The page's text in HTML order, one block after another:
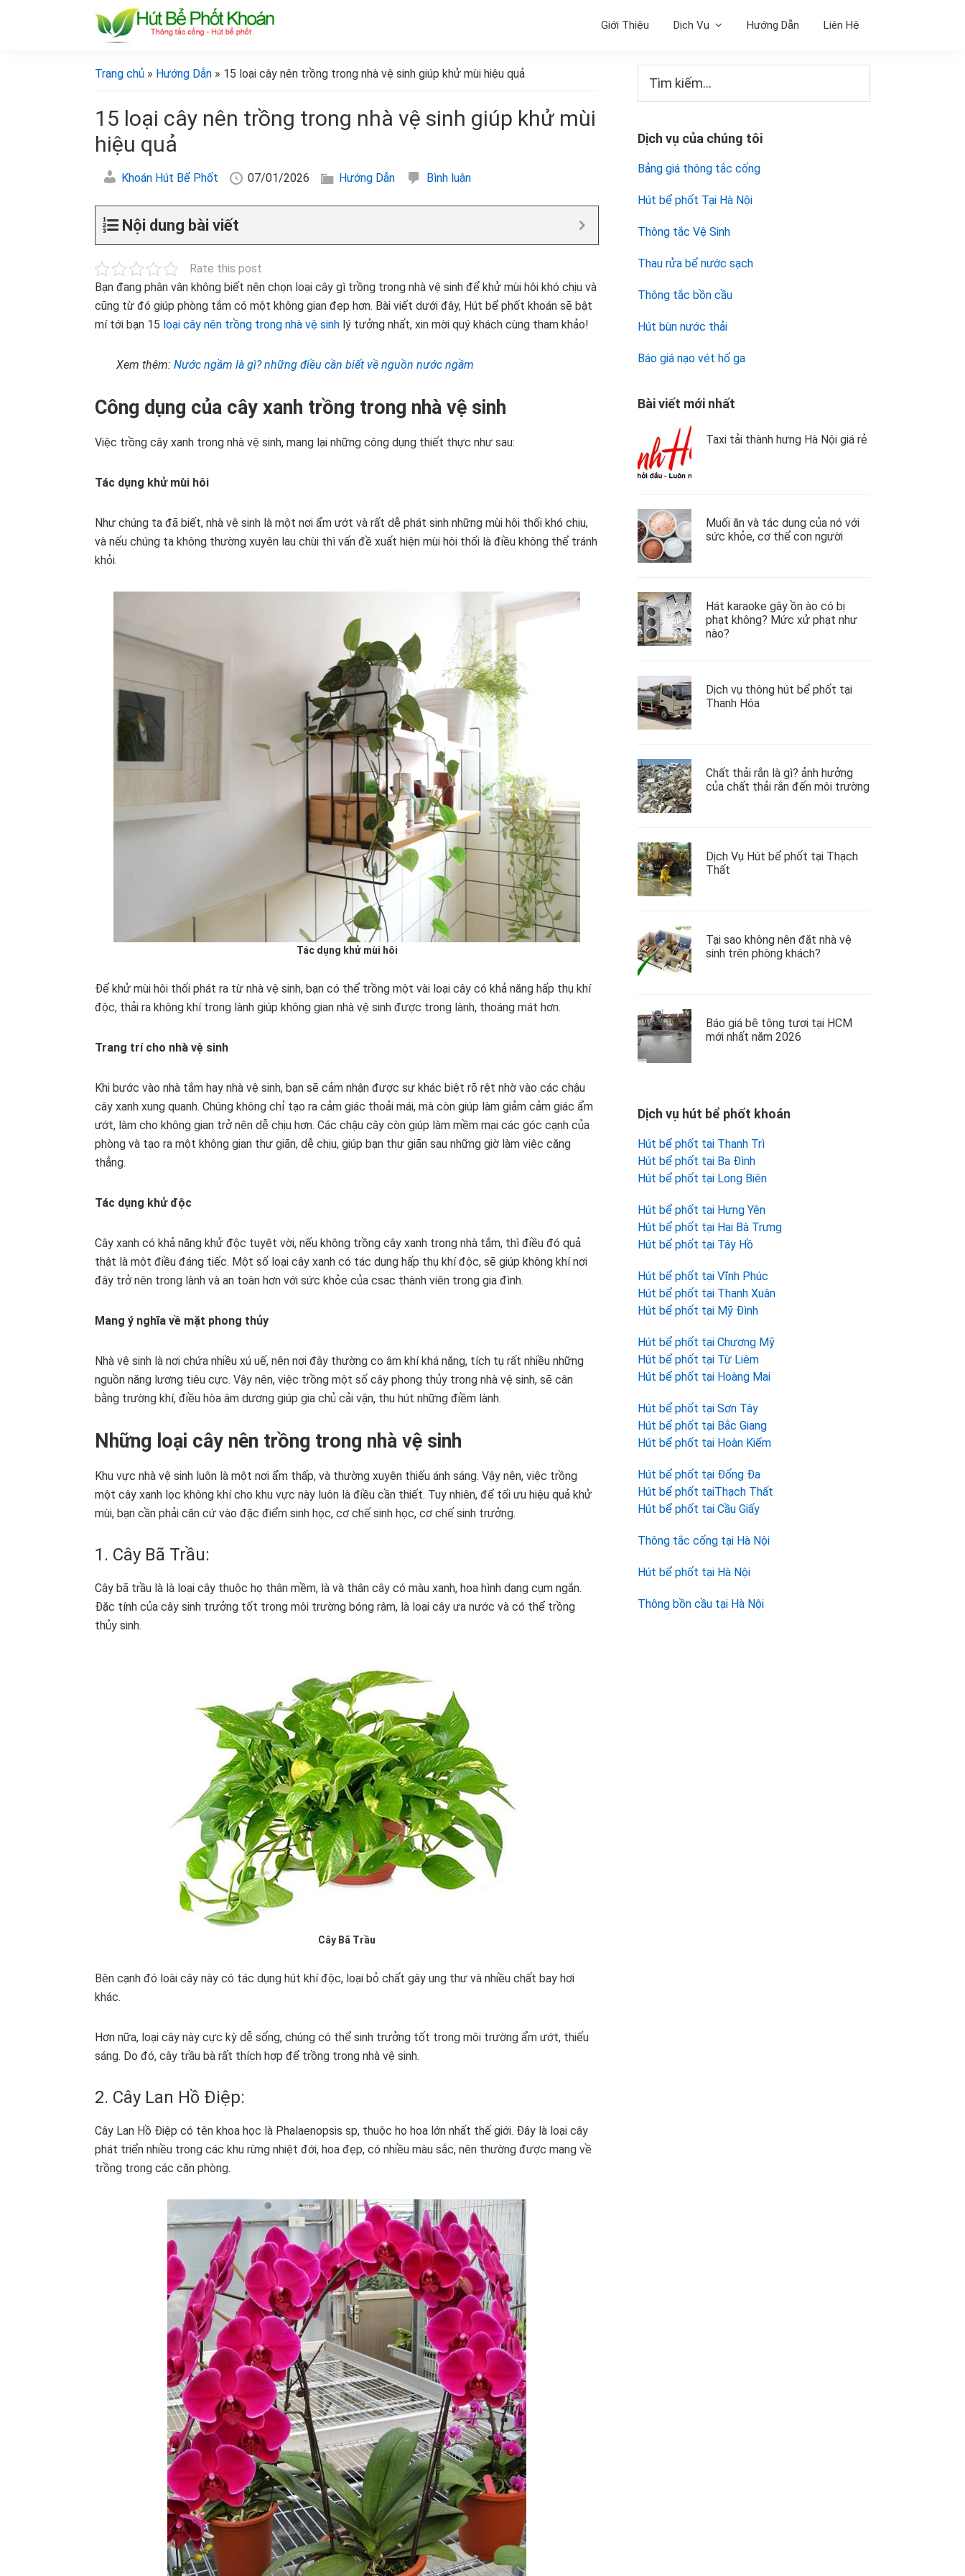
bể
phốt
bể
khoán]
Giới Thiệu Dịch Vụ Hướng Dẫn Liên Hệ
Trang chủ » Hướng Dẫn » 15 loại cây nên trồng trong nhà vệ sinh giúp khử mùi hiệu quả
15 loại cây nên trồng trong nhà vệ sinh giúp khử mùi
hiệu quả
Khoán Hút Bể Phốt 07/01/2026 Hướng Dẫn Bình luận
Nội dung bài viết
Rate this post
Bạn đang phân vân không biết nên chọn loại cây gì trồng trong nhà vệ sinh để khử mùi hôi khó chịu và
cũng từ đó giúp phòng tắm có một không gian đẹp hơn. Bài viết dưới đây, Hút bể phốt khoán sẽ bật
mí tới bạn 15 loại cây nên trồng trong nhà vệ sinh lý tưởng nhất, xin mời quý khách cùng tham khảo!
Xem thêm: Nước ngầm là gì? những điều cần biết về nguồn nước ngầm
Công dụng của cây xanh trồng trong nhà vệ sinh
Việc trồng cây xanh trong nhà vệ sinh, mang lại những công dụng thiết thực như sau:
Tác dụng khử mùi hôi
Như chúng ta đã biết, nhà vệ sinh là một nơi ẩm ướt và rất dễ phát sinh những mùi hôi thối khó chịu,
và nếu chúng ta không thường xuyên lau chùi thì vấn đề xuất hiện mùi hôi thối là điều không thể tránh
khỏi.
Tác dụng khử mùi hôi
Để khử mùi hôi thối phát ra từ nhà vệ sinh, bạn có thể trồng một vài loại cây có khả năng hấp thụ khí
độc, thải ra không khí trong lành giúp không gian nhà vệ sinh được trong lành, thoáng mát hơn.
Trang trí cho nhà vệ sinh
Khi bước vào nhà tắm hay nhà vệ sinh, bạn sẽ cảm nhận được sự khác biệt rõ rệt nhờ vào các chậu
cây xanh xung quanh. Chúng không chỉ tạo ra cảm giác thoải mái, mà còn giúp làm giảm cảm giác ẩm
ướt, làm cho không gian trở nên dễ chịu hơn. Các chậu cây còn giúp làm mềm mại các góc cạnh của
phòng và tạo ra một không gian thư giãn, dễ chịu, giúp bạn thư giãn sau những giờ làm việc căng
thẳng.
Tác dụng khử độc
Cây xanh có khả năng khử độc tuyệt vời, nếu không trồng cây xanh trong nhà tắm, thì điều đó quả
thật là một điều đáng tiếc. Một số loại cây xanh có tác dụng hấp thụ khí độc, sẽ giúp không khí nơi
đây trở nên trong lành và an toàn hơn với sức khỏe của csac thành viên trong gia đình.
Mang ý nghĩa về mặt phong thủy
Nhà vệ sinh là nơi chứa nhiều xú uế, nên nơi đây thường co âm khí khá nặng, tích tụ rất nhiều những
nguồn năng lương tiêu cực. Vậy nên, việc trồng một số cây phong thủy trong nhà vệ sinh, sẽ cân
bằng trường khí, điều hòa âm dương giúp gia chủ cải vận, thu hút những điềm lành.
Những loại cây nên trồng trong nhà vệ sinh
Khu vực nhà vệ sinh luôn là một nơi ẩm thấp, và thường xuyên thiếu ánh sáng. Vậy nên, việc trồng
một cây xanh lọc không khí cho khu vực này luôn là điều cần thiết. Tuy nhiên, để tối ưu hiệu quả khử
mùi, bạn cần phải căn cứ vào đặc điểm sinh học, cơ chế sinh học, cơ chế sinh trưởng.
1. Cây Bã Trầu:
Cây bã trầu là là loại cây thuộc họ thân mềm, là và thân cây có màu xanh, hoa hình dạng cụm ngắn.
Đặc tính của cây sinh trưởng tốt trong môi trường bóng râm, là loại cây ưa nước và có thể trồng
thủy sinh.
Cây Bã Trầu
Bên cạnh đó loài cây này có tác dụng hút khí độc, loại bỏ chất gây ung thư và nhiều chất bay hơi
khác.
Hơn nữa, loại cây này cực kỳ dễ sống, chúng có thể sinh trưởng tốt trong môi trường ẩm ướt, thiếu
sáng. Do đó, cây trầu bà rất thích hợp để trồng trong nhà vệ sinh.
2. Cây Lan Hồ Điệp:
Cây Lan Hồ Điệp có tên khoa học là Phalaenopsis sp, thuộc họ hoa lớn nhất thế giới. Đây là loại cây
phát triển nhiều trong các khu rừng nhiệt đới, hoa đẹp, có nhiều màu sắc, nên thường được mang về
trồng trong các căn phòng.
Sidebar
chính
kiếm...
Dịch vụ của chúng tôi
Bảng giá thông tắc cống
Hút bể phốt Tại Hà Nội
Thông tắc Vệ Sinh
Thau rửa bể nước sạch
Thông tắc bồn cầu
Hút bùn nước thải
Báo giá nạo vét hố ga
Bài viết mới nhất
Taxi tải thành hưng Hà Nội giá rẻ
Muối ăn và tác dụng của nó với
sức khỏe, cơ thể con người
Hát karaoke gây ồn ào có bị
phạt không? Mức xử phạt như
nào?
Dịch vụ thông hút bể phốt tại
Thanh Hóa
Chất thải rắn là gì? ảnh hưởng
của chất thải rắn đến môi trường
Dịch Vụ Hút bể phốt tại Thạch
Thất
Tại sao không nên đặt nhà vệ
sinh trên phòng khách?
Báo giá bê tông tươi tại HCM
mới nhất năm 2026
Dịch vụ hút bể phốt khoán
Hút bể phốt tại Thanh Trì
Hút bể phốt tại Ba Đình
Hút bể phốt tại Long Biên
Hút bể phốt tại Hưng Yên
Hút bể phốt tại Hai Bà Trưng
Hút bể phốt tại Tây Hồ
Hút bể phốt tại Vĩnh Phúc
Hút bể phốt tại Thanh Xuân
Hút bể phốt tại Mỹ Đình
Hút bể phốt tại Chương Mỹ
Hút bể phốt tại Từ Liêm
Hút bể phốt tại Hoàng Mai
Hút bể phốt tại Sơn Tây
Hút bể phốt tại Bắc Giang
Hút bể phốt tại Hoàn Kiếm
Hút bể phốt tại Đống Đa
Hút bể phốt tạiThạch Thất
Hút bể phốt tại Cầu Giấy
Thông tắc cống tại Hà Nội
Hút bể phốt tại Hà Nội
Thông bồn cầu tại Hà Nội